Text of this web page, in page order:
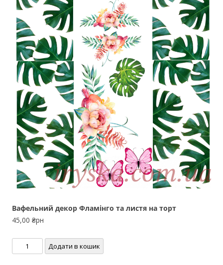
Вафельний декор Фламінго та листя на торт
45,00 ₴рн
Вафельний
декор
Додати в кошик